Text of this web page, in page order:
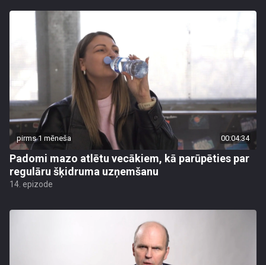
pirms 1 mēneša 00:04:34
Padomi mazo atlētu vecākiem, kā parūpēties par
regulāru šķidruma uzņemšanu
14. epizode